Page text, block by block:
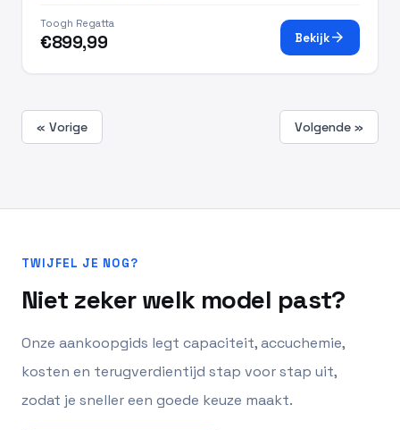
Toogh Regatta
€899,99 Bekijkarrow_forward
« Vorige Volgende »
TWIJFEL JE NOG?
Niet zeker welk model past?
Onze aankoopgids legt capaciteit, accuchemie,
kosten en terugverdientijd stap voor stap uit,
zodat je sneller een goede keuze maakt.